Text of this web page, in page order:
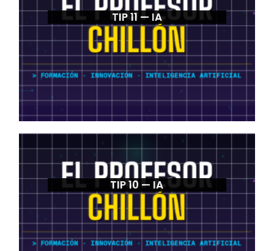
TIP 11 — IA
TIP 10 — IA